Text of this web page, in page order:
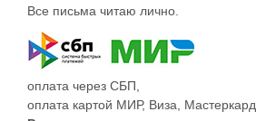
Все письма читаю лично.
оплата через СБП,
оплата картой МИР, Виза, Мастеркард,